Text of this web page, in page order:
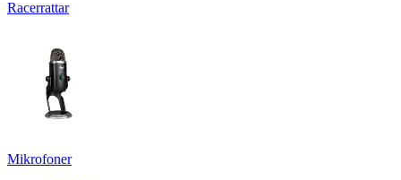
Racerrattar
Mikrofoner